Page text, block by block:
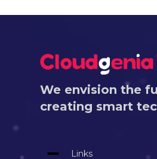
We envision the
creating smart
Links